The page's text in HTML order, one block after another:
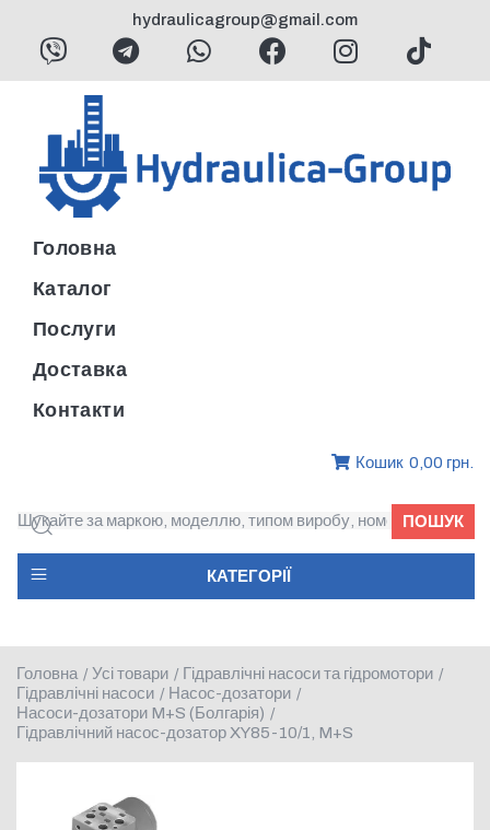
hydraulicagroup@gmail.com
Головна
Каталог
Послуги
Доставка
Контакти
Кошик 0,00 грн.
КАТЕГОРІЇ
ПОШУК
Головна / Усі товари / Гідравлічні насоси та гідромотори /
Гідравлічні насоси / Насос-дозатори /
Насоси-дозатори M+S (Болгарія) /
Гідравлічний насос-дозатор XY85-10/1, M+S